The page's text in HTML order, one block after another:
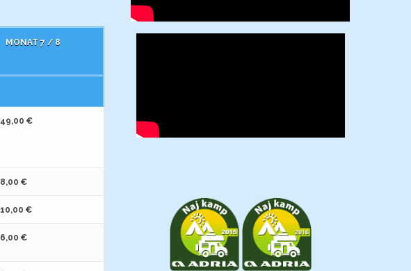
MONAT 7 / 8
49,00 €
8,00 €
10,00 €
6,00 €